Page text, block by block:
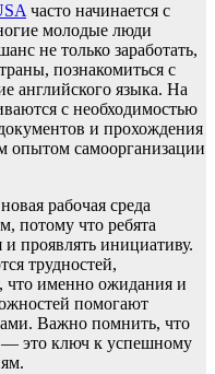
часто начинается с
молодые люди
не только заработать,
познакомиться с
английского языка. На
с необходимостью
и прохождения
опытом самоорганизации
рабочая среда
потому что ребята
проявлять инициативу.
трудностей,
что именно ожидания и
помогают
Важно помнить, что
— это ключ к успешному